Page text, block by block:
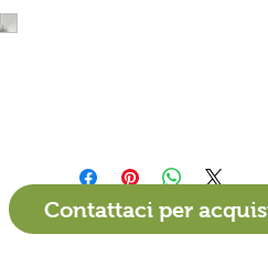
Contattaci per